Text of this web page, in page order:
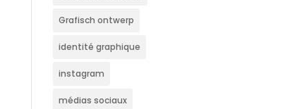
Grafisch ontwerp
identité graphique
instagram
médias sociaux